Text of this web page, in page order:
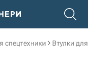
спецтехники Втулки